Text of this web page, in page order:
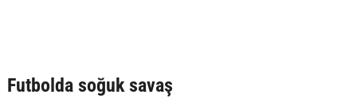
Futbolda soğuk savaş